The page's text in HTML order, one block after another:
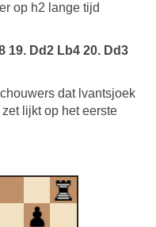
op h2 lange tijd
19. Dd2 Lb4 20. Dd3
dat lvantsjoek
lijkt op het eerste